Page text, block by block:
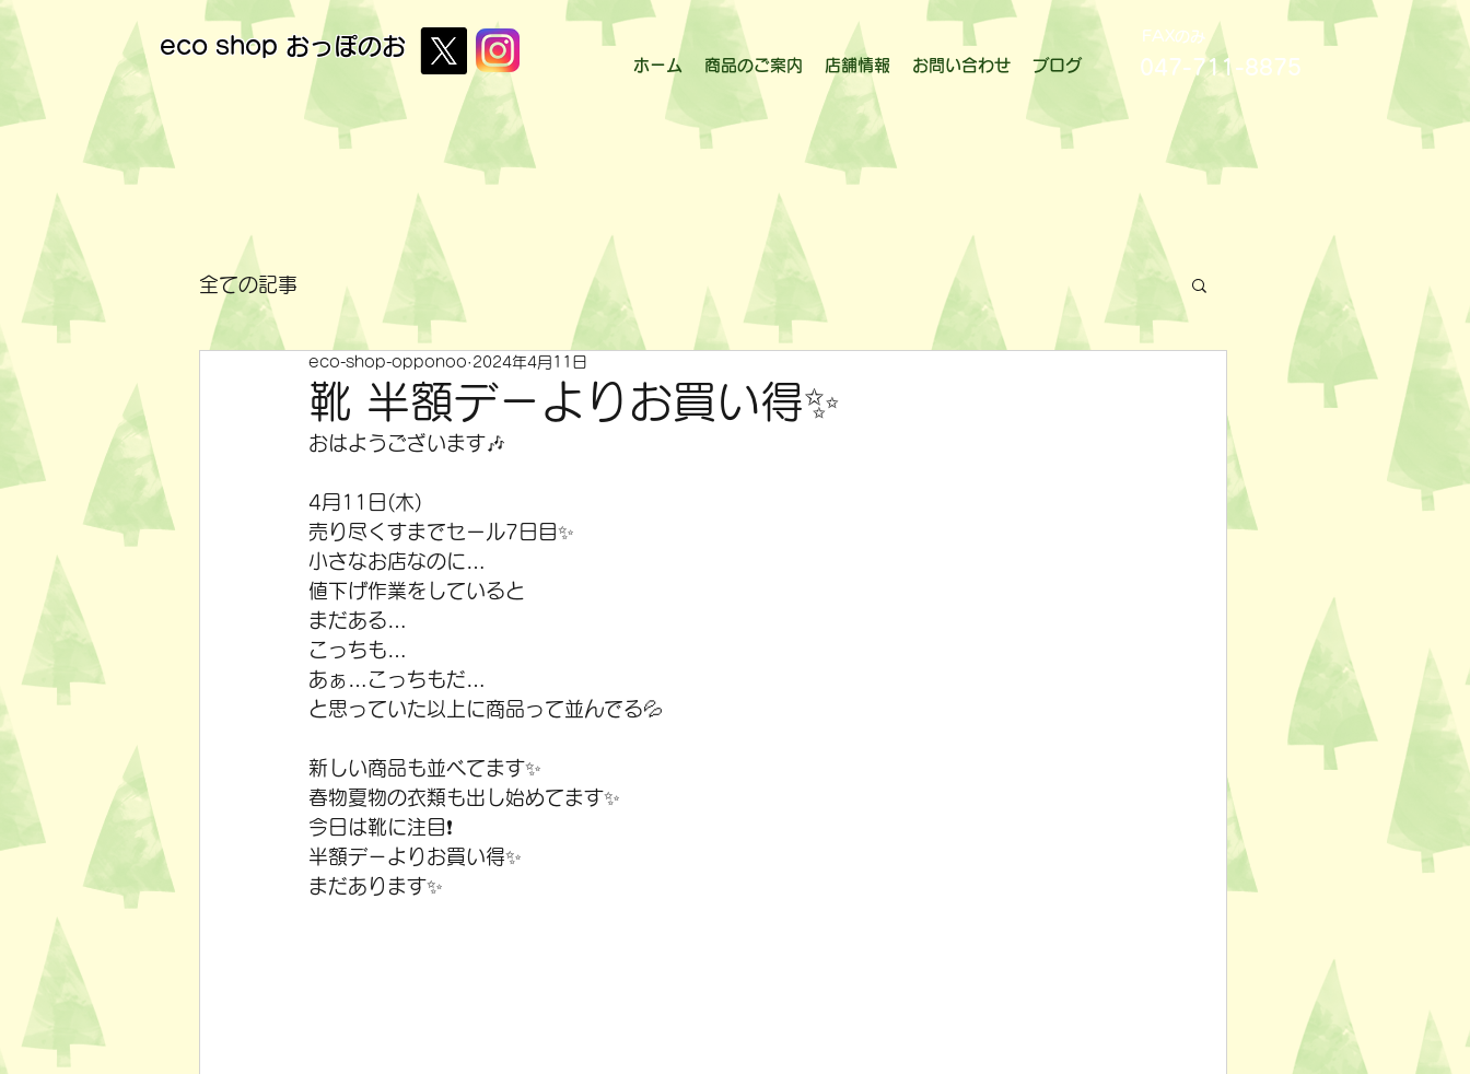
eco shop おっぽのお
ホーム 商品のご案内 店舗情報 お問い合わせ ブログ 047-711-8875
FAXのみ
全ての記事
靴 半額デ－よりお買い得✨
eco-shop-opponoo 2024年4月11日
おはようございます🎶
4月11日(木)
売り尽くすまでセール7日目✨
小さなお店なのに…
値下げ作業をしていると
まだある…
こっちも…
あぁ…こっちもだ…
と思っていた以上に商品って並んでる💦
新しい商品も並べてます✨
春物夏物の衣類も出し始めてます✨
今日は靴に注目❗
半額デ－よりお買い得✨
まだあります✨